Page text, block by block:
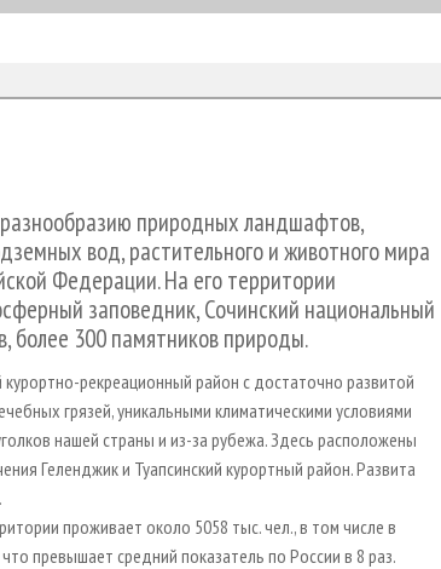
природных ландшафтов,
вод, растительного и животного мира
Федерации. На его территории
заповедник, Сочинский национальный
более 300 памятников природы.
рекреационный район с достаточно развитой
грязей, уникальными климатическими условиями
нашей страны и из-за рубежа. Здесь расположены
Геленджик и Туапсинский курортный район. Развита
проживает около 5058 тыс. чел., в том числе в
превышает средний показатель по России в 8 раз.